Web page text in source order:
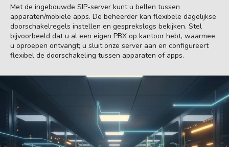
Met de ingebouwde SIP-server kunt u bellen tussen
apparaten/mobiele apps. De beheerder kan flexibele dagelijkse
doorschakelregels instellen en gesprekslogs bekijken. Stel
bijvoorbeeld dat u al een eigen PBX op kantoor hebt, waarmee
u oproepen ontvangt; u sluit onze server aan en configureert
flexibel de doorschakeling tussen apparaten of apps.